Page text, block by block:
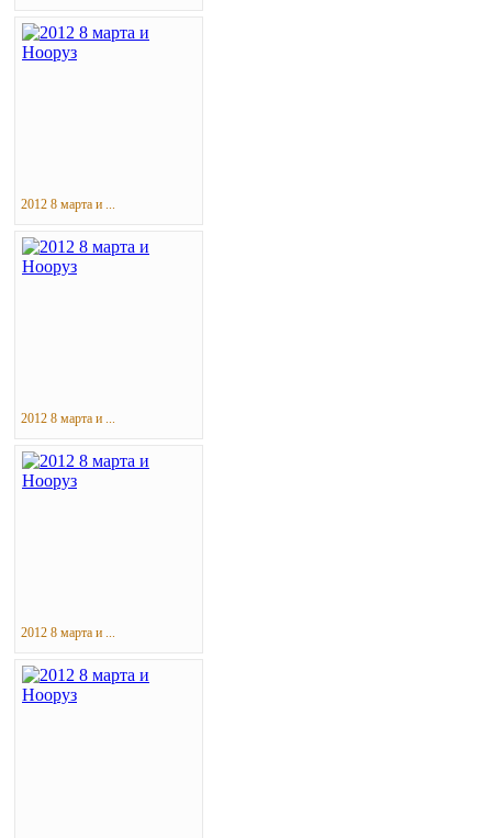
2012 8 марта и ...
2012 8 марта и ...
2012 8 марта и ...